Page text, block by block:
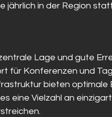
jährlich in der Region
Lage und gute
für Konferenzen und
bieten optimale
eine Vielzahl an